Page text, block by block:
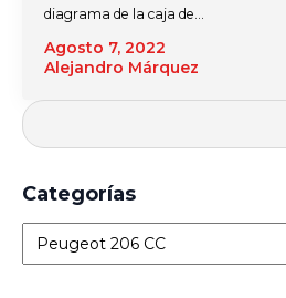
Agosto 7, 2022
Alejandro Márquez
diagrama de la caja de…
Categorías
Categorías